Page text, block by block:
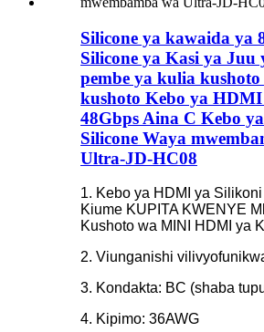
Silicone ya kawaida ya
Silicone ya Kasi ya Juu
pembe ya kulia
kushoto Kebo ya
48Gbps Aina C Kebo
Silicone Waya
Ultra-JD-HC08
1. Kebo ya HDMI ya
Kiume KUPITA KWENYE
Kushoto wa MINI HDMI ya
2. Viunganishi
3. Kondakta: BC (shaba
4. Kipimo: 36AWG